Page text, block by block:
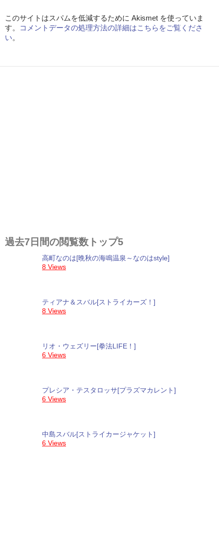
このサイトはスパムを低減するために Akismet を使っていま
す。
コメントデータの処理方法の詳細はこちらをご覧くださ
い。
過去7日間の閲覧数トップ5
高町なのは[晩秋の海鳴温泉～なのはstyle]
8 Views
ティアナ＆スバル[ストライカーズ！]
8 Views
リオ・ウェズリー[拳法LIFE！]
6 Views
プレシア・テスタロッサ[プラズマカレント]
6 Views
中島スバル[ストライカージャケット]
6 Views